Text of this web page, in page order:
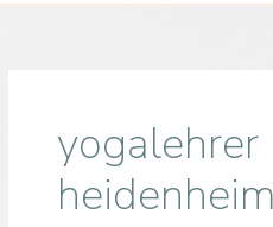
yogalehrer
heidenheim